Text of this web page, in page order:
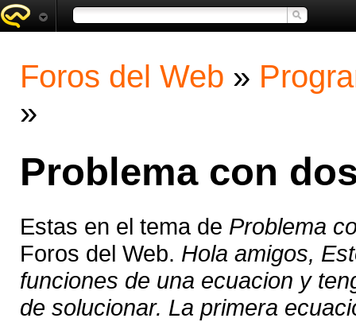
Foros del Web »
»
Problema con
Estas en el tema de Problema
Foros del Web. Hola amigos,
funciones de una ecuacion y
de solucionar. La primera